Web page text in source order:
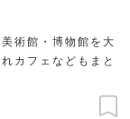
術館・博物館を大
カフェなどもまと